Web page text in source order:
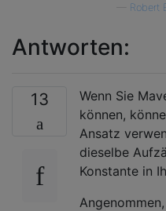
Robert
Antworten:
13
Wenn Sie
können,
Ansatz
dieselbe
Konstante in